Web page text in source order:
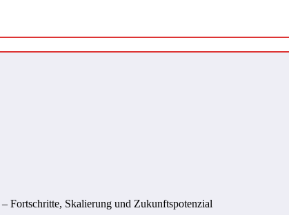
Fortschritte, Skalierung und Zukunftspotenzial